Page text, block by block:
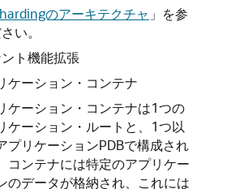
のアーキテクチャ 」 を参
い。
ト機能拡張
ケーション・コンテナ
ケーション・コンテナは1つの
ケーション・ルートと、1つ以
プリケーションPDBで構成され
コンテナには特定のアプリケー
のデータが格納され、これには